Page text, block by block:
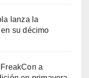
lanza la
su décimo
a